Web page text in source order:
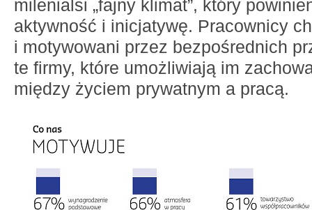
milenialsi „fajny klimat”, który
aktywność i inicjatywę. Pracownicy
i motywowani przez bezpośrednich
te firmy, które umożliwiają im
między życiem prywatnym a pracą.